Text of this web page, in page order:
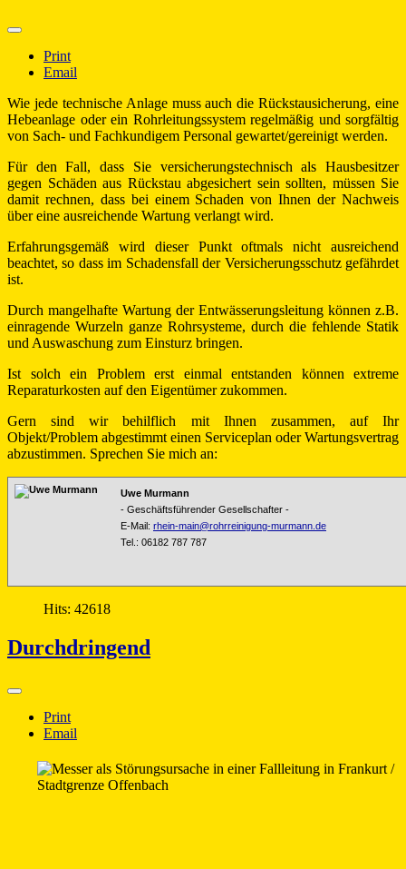
Print
Email
Wie jede technische Anlage muss auch die Rückstausicherung, eine
Hebeanlage oder ein Rohrleitungssystem regelmäßig und sorgfältig
von Sach- und Fachkundigem Personal gewartet/gereinigt werden.
Für den Fall, dass Sie versicherungstechnisch als Hausbesitzer
gegen Schäden aus Rückstau abgesichert sein sollten, müssen Sie
damit rechnen, dass bei einem Schaden von Ihnen der Nachweis
über eine ausreichende Wartung verlangt wird.
Erfahrungsgemäß wird dieser Punkt oftmals nicht ausreichend
beachtet, so dass im Schadensfall der Versicherungsschutz gefährdet
ist.
Durch mangelhafte Wartung der Entwässerungsleitung können z.B.
einragende Wurzeln ganze Rohrsysteme, durch die fehlende Statik
und Auswaschung zum Einsturz bringen.
Ist solch ein Problem erst einmal entstanden können extreme
Reparaturkosten auf den Eigentümer zukommen.
Gern sind wir behilflich mit Ihnen zusammen, auf Ihr
Objekt/Problem abgestimmt einen Serviceplan oder Wartungsvertrag
abzustimmen. Sprechen Sie mich an:
Uwe Murmann
- Geschäftsführender Gesellschafter -
E-Mail: rhein-main@rohrreinigung-murmann.de
Tel.: 06182 787 787
Hits: 42618
Durchdringend
Print
Email